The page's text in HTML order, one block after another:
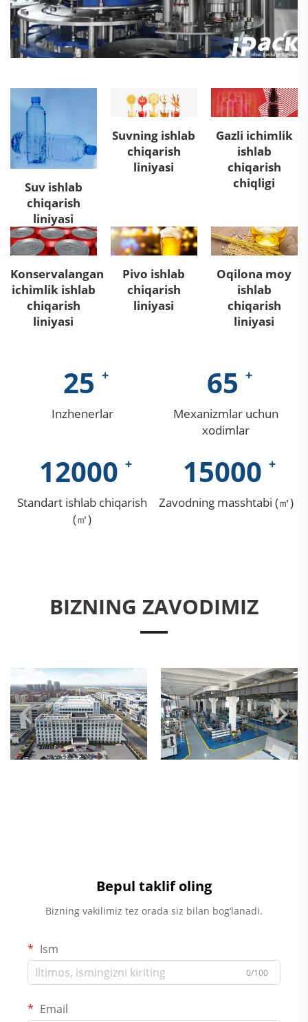
Suv ishlab
chiqarish
liniyasi
Suvning ishlab
chiqarish
liniyasi
Gazli ichimlik
ishlab
chiqarish
chiqligi
Konservalangan
ichimlik ishlab
chiqarish
liniyasi
Pivo ishlab
chiqarish
liniyasi
Oqilona moy
ishlab
chiqarish
liniyasi
25
Inzhenerlar
65
Mexanizmlar uchun
xodimlar
12000
Standart ishlab chiqarish
(㎡)
15000
Zavodning masshtabi (㎡)
BIZNING ZAVODIMIZ
Bepul taklif oling
Bizning vakilimiz tez orada siz bilan bog‘lanadi.
Ism
0/100
Email